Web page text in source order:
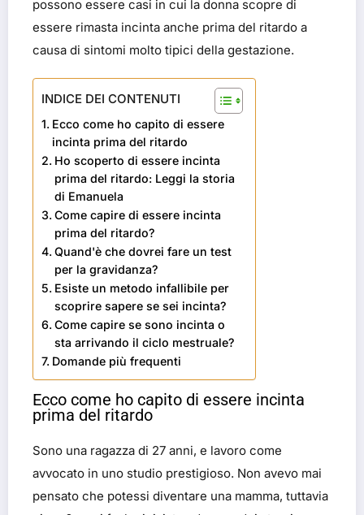
possono essere casi in cui la donna scopre di
essere rimasta incinta anche prima del ritardo a
causa di sintomi molto tipici della gestazione.
INDICE DEI CONTENUTI
Ecco come ho capito di essere
incinta prima del ritardo
Ho scoperto di essere incinta
prima del ritardo: Leggi la storia
di Emanuela
Come capire di essere incinta
prima del ritardo?
Quand'è che dovrei fare un test
per la gravidanza?
Esiste un metodo infallibile per
scoprire sapere se sei incinta?
Come capire se sono incinta o
sta arrivando il ciclo mestruale?
Domande più frequenti
Ecco come ho capito di essere incinta
prima del ritardo
Sono una ragazza di 27 anni, e lavoro come
avvocato in uno studio prestigioso. Non avevo mai
pensato che potessi diventare una mamma, tuttavia